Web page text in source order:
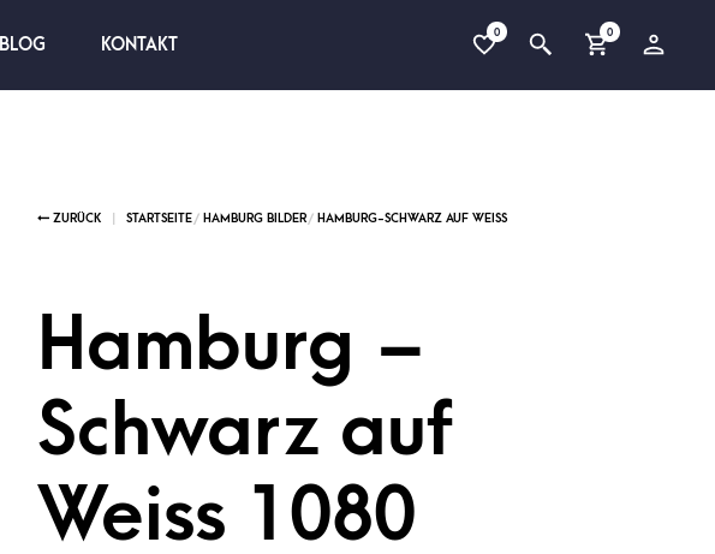
BLOG KONTAKT
0 0
Hamburg –
Schwarz auf
Weiss 1080